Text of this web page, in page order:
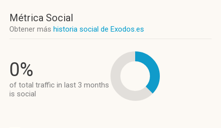
Métrica Social
Obtener más historia social de Exodos.es
0%
of total traffic in last 3 months
is social